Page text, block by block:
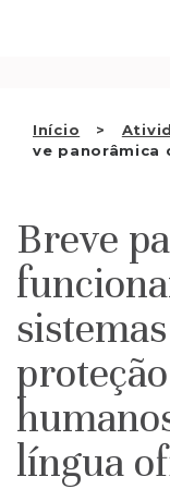
Início
ve panorâmica
QUEM
DECISÕES
PT
Breve
língua